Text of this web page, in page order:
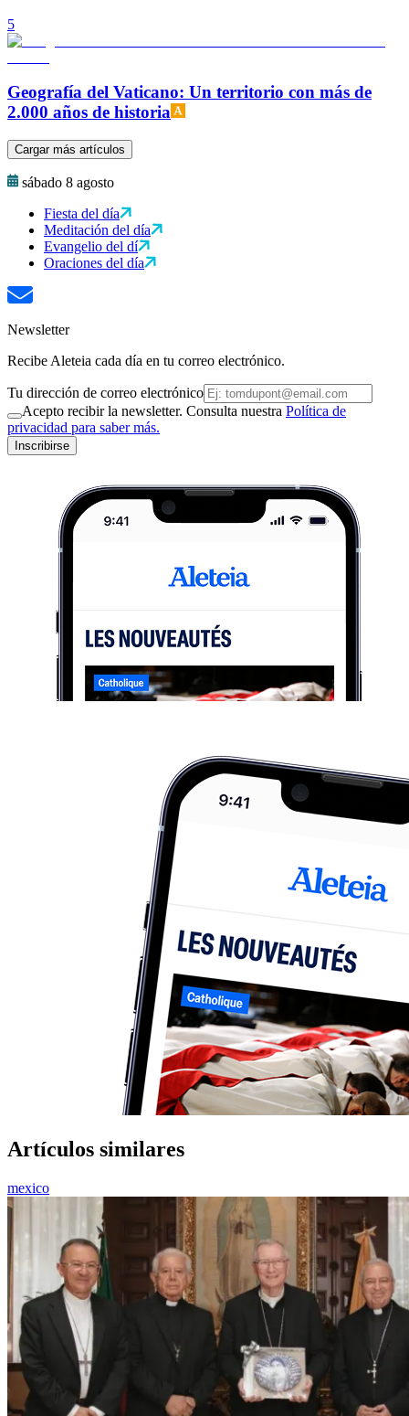
5
Geografía del Vaticano: Un territorio con más de
2.000 años de historia
Cargar más artículos
sábado 8 agosto
Fiesta del día
Meditación del día
Evangelio del dí
Oraciones del día
Newsletter
Recibe Aleteia cada día en tu correo electrónico.
Tu dirección de correo electrónico
Acepto recibir la newsletter. Consulta nuestra Política de
privacidad para saber más.
Inscribirse
Artículos similares
mexico